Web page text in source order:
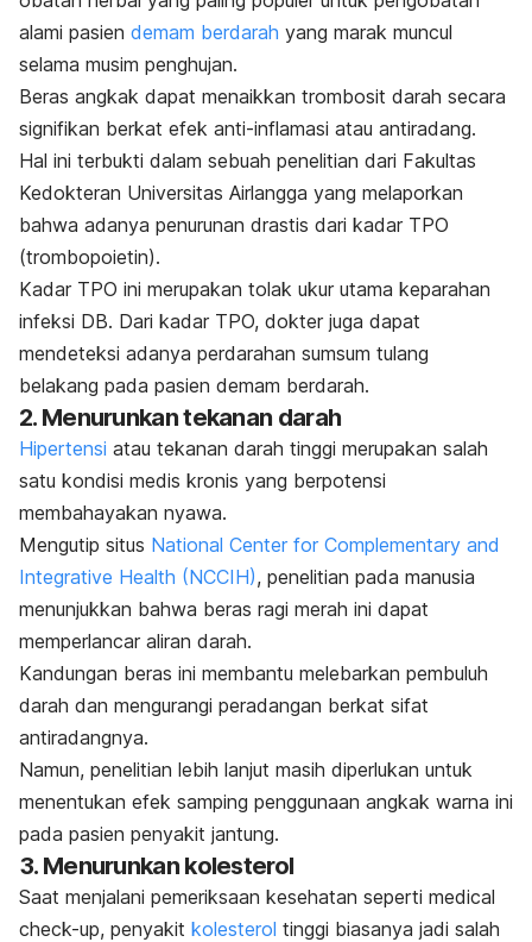
alami pasien demam berdarah yang marak muncul
selama musim penghujan.
Beras angkak dapat menaikkan trombosit darah secara
signifikan berkat efek anti-inflamasi atau antiradang.
Hal ini terbukti dalam sebuah penelitian dari Fakultas
Kedokteran Universitas Airlangga yang melaporkan
bahwa adanya penurunan drastis dari kadar TPO
(trombopoietin).
Kadar TPO ini merupakan tolak ukur utama keparahan
infeksi DB. Dari kadar TPO, dokter juga dapat
mendeteksi adanya perdarahan sumsum tulang
belakang pada pasien demam berdarah.
2. Menurunkan tekanan darah
Hipertensi atau tekanan darah tinggi merupakan salah
satu kondisi medis kronis yang berpotensi
membahayakan nyawa.
Mengutip situs National Center for Complementary and
Integrative Health (NCCIH), penelitian pada manusia
menunjukkan bahwa beras ragi merah ini dapat
memperlancar aliran darah.
Kandungan beras ini membantu melebarkan pembuluh
darah dan mengurangi peradangan berkat sifat
antiradangnya.
Namun, penelitian lebih lanjut masih diperlukan untuk
menentukan efek samping penggunaan angkak warna ini
pada pasien penyakit jantung.
3. Menurunkan kolesterol
Saat menjalani pemeriksaan kesehatan seperti medical
check-up, penyakit kolesterol tinggi biasanya jadi salah